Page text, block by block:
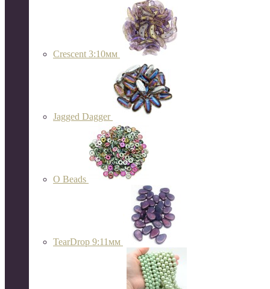
Crescent 3:10мм
Jagged Dagger
O Beads
TearDrop 9:11мм